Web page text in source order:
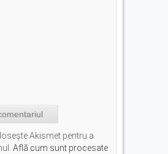
Akismet pentru a
Află cum sunt procesate